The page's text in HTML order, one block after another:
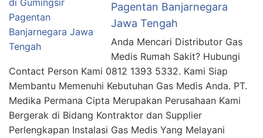
Pagentan Banjarnegara
Jawa Tengah
Anda Mencari Distributor Gas
Medis Rumah Sakit? Hubungi
Contact Person Kami 0812 1393 5332. Kami Siap
Membantu Memenuhi Kebutuhan Gas Medis Anda. PT.
Medika Permana Cipta Merupakan Perusahaan Kami
Bergerak di Bidang Kontraktor dan Supplier
Perlengkapan Instalasi Gas Medis Yang Melayani